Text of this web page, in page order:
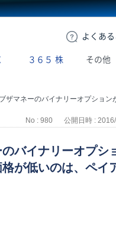
よくある
３６５ 株 その他
リーオプションが、インザマネーのバイナリーオプションよりも価格が低いのは、ペイアウトを受け取る
No : 980 公開日時 :
バイナリーオプシ
が低いのは、ペイ